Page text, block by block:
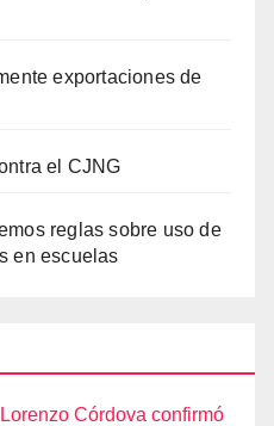
exportaciones de
el CJNG
reglas sobre uso de
en escuelas
Lorenzo Córdova confirmó